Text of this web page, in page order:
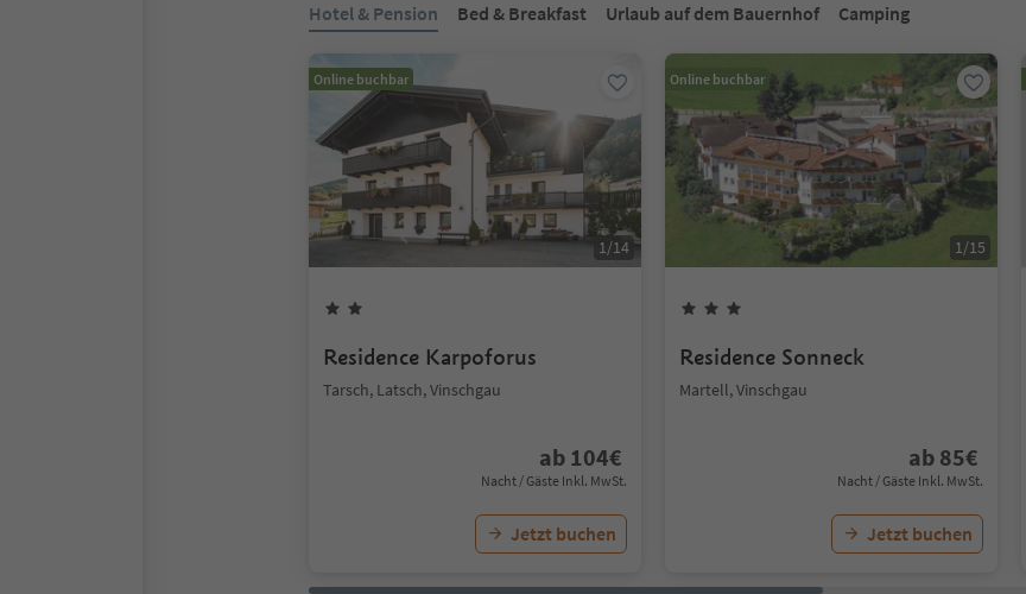
Hotel & Pension Bed & Breakfast Urlaub auf dem Bauernhof Camping
Online buchbar
1/14
Residence Karpoforus
Tarsch, Latsch, Vinschgau
ab 104€
Nacht / Gäste Inkl. MwSt.
Jetzt buchen
Online buchbar
1/15
Residence Sonneck
Martell, Vinschgau
ab 85€
Nacht / Gäste Inkl. MwSt.
Jetzt buchen